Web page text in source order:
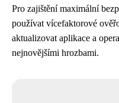
Pro zajištění maximální
používat vícefaktorové
aktualizovat aplikace a
nejnovějšími hrozbami.